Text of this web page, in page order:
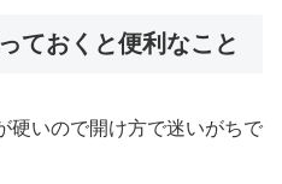
ておくと便利なこと
硬いので開け方で迷いがちで